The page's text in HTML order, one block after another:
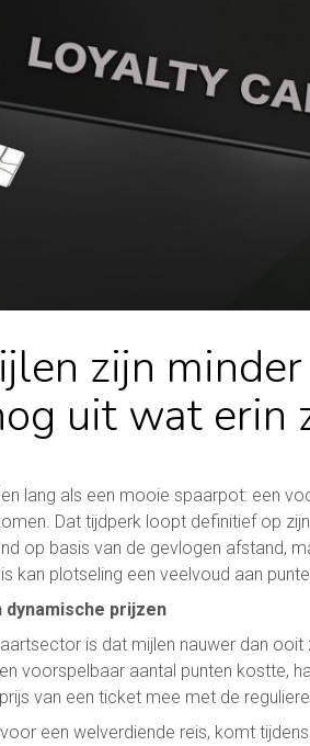
zijn
uit wat erin
lang als een mooie spaarpot: een
Dat tijdperk loopt definitief op
op basis van de gevlogen afstand,
kan plotseling een veelvoud aan
dynamische prijzen
is dat mijlen nauwer dan
voorspelbaar aantal punten kostte,
van een ticket mee met de
een welverdiende reis, komt